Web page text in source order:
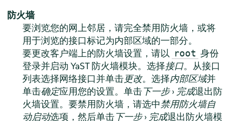
防火墙
要浏览您的网上邻居，请完全禁用防火墙，或将
用于浏览的接口标记为内部区域的一部分。
要更改客户端上的防火墙设置，请以 root 身份
登录并启动 YaST 防火墙模块。选择接口。从接口
列表选择网络接口并单击更改。选择内部区域并
单击确定应用您的设置。单击下一步› 完成退出防
火墙设置。要禁用防火墙，请选中禁用防火墙自
动启动选项，然后单击下一步› 完成退出防火墙模